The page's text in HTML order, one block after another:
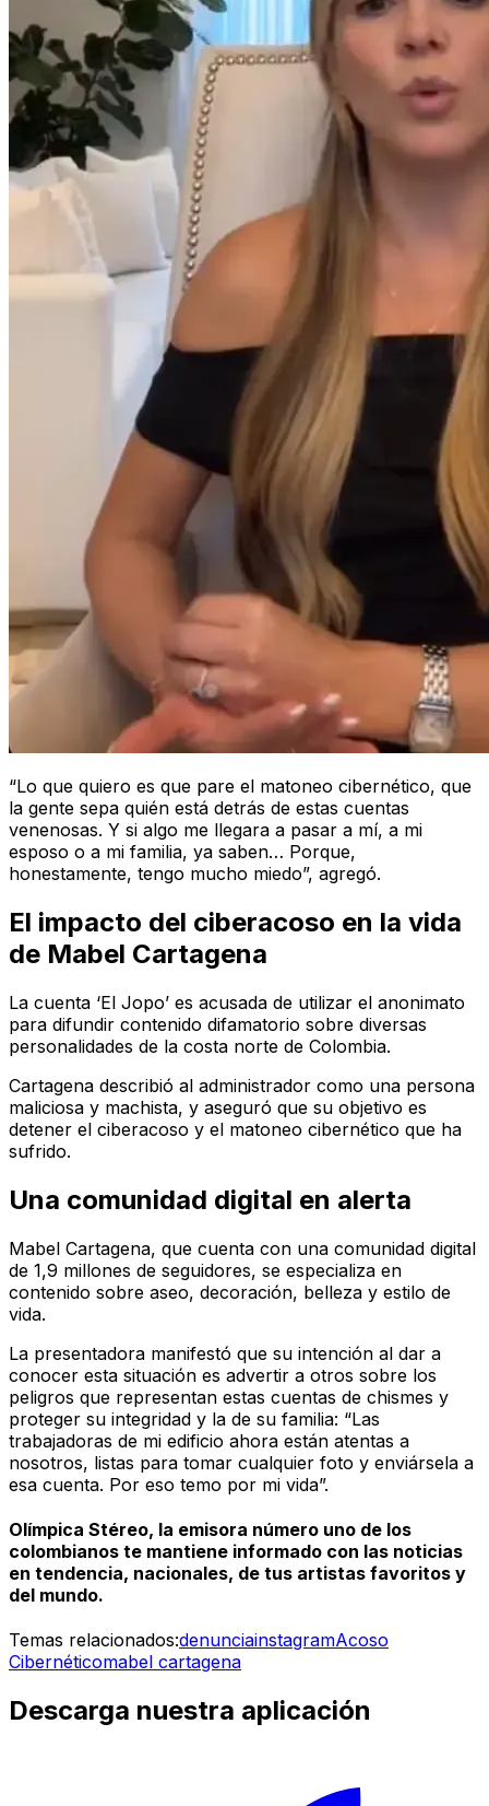
“Lo que quiero es que pare el matoneo cibernético, que
la gente sepa quién está detrás de estas cuentas
venenosas. Y si algo me llegara a pasar a mí, a mi
esposo o a mi familia, ya saben… Porque,
honestamente, tengo mucho miedo”, agregó.
El impacto del ciberacoso en la vida
de Mabel Cartagena
La cuenta ‘El Jopo’ es acusada de utilizar el anonimato
para difundir contenido difamatorio sobre diversas
personalidades de la costa norte de Colombia.
Cartagena describió al administrador como una persona
maliciosa y machista, y aseguró que su objetivo es
detener el ciberacoso y el matoneo cibernético que ha
sufrido.
Una comunidad digital en alerta
Mabel Cartagena, que cuenta con una comunidad digital
de 1,9 millones de seguidores, se especializa en
contenido sobre aseo, decoración, belleza y estilo de
vida.
La presentadora manifestó que su intención al dar a
conocer esta situación es advertir a otros sobre los
peligros que representan estas cuentas de chismes y
proteger su integridad y la de su familia: “Las
trabajadoras de mi edificio ahora están atentas a
nosotros, listas para tomar cualquier foto y enviársela a
esa cuenta. Por eso temo por mi vida”.
Olímpica Stéreo, la emisora número uno de los
colombianos te mantiene informado con las noticias
en tendencia, nacionales, de tus artistas favoritos y
del mundo.
Temas relacionados:denunciainstagramAcoso
Cibernéticomabel cartagena
Descarga nuestra aplicación